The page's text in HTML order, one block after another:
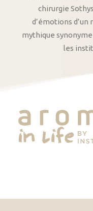
chirurgie
d’émotions
mythique
les